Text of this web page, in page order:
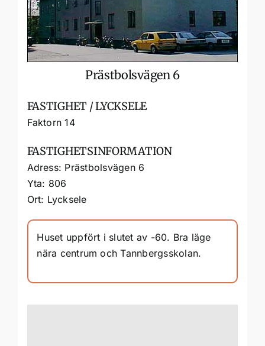
Prästbolsvägen 6
FASTIGHET / LYCKSELE
Faktorn 14
FASTIGHETSINFORMATION
Adress: Prästbolsvägen 6
Yta: 806
Ort: Lycksele
Huset uppfört i slutet av -60. Bra läge
nära centrum och Tannbergsskolan.